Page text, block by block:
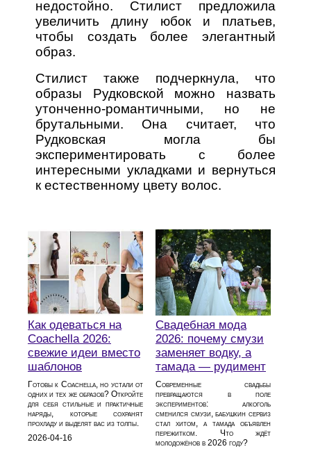
недостойно. Стилист предложила
увеличить длину юбок и платьев,
чтобы создать более элегантный
образ.
Стилист также подчеркнула, что
образы Рудковской можно назвать
утонченно-романтичными, но не
брутальными. Она считает, что
Рудковская могла бы
экспериментировать с более
интересными укладками и вернуться
к естественному цвету волос.
Как одеваться на
Coachella 2026:
свежие идеи вместо
шаблонов
Готовы к Coachella, но устали от
одних и тех же образов? Откройте
для себя стильные и практичные
наряды, которые сохранят
прохладу и выделят вас из толпы.
2026-04-16
Свадебная мода
2026: почему смузи
заменяет водку, а
тамада — рудимент
Современные свадьбы
превращаются в поле
экспериментов: алкоголь
сменился смузи, бабушкин сервиз
стал хитом, а тамада объявлен
пережитком. Что ждёт
молодожёнов в 2026 году?